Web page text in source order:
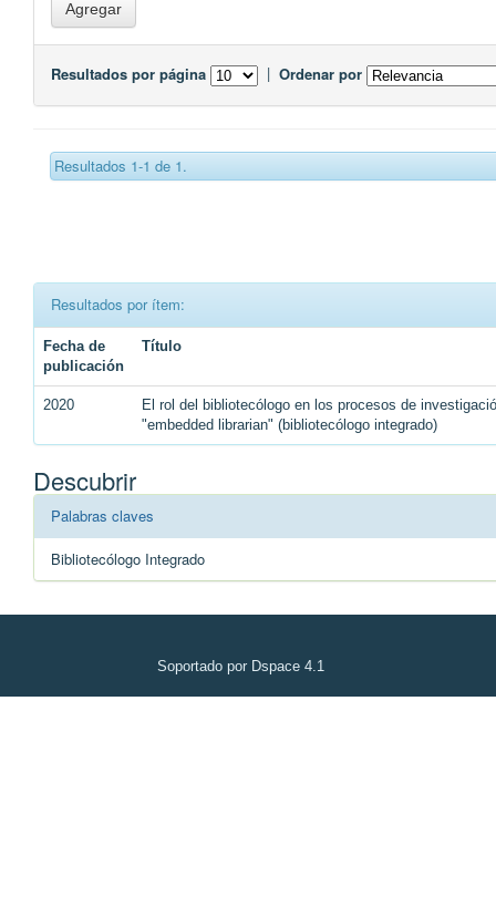
Resultados por página | Ordenar por
Resultados 1-1 de 1.
Resultados por ítem:
Fecha de
publicación
Título
2020
El rol del bibliotecólogo en los procesos de
"embedded librarian" (bibliotecólogo integrado)
Descubrir
Palabras claves
Bibliotecólogo Integrado
Soportado por Dspace 4.1